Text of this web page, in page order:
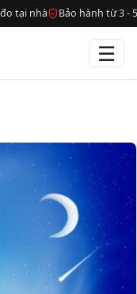
tại nhà Bảo hành từ 3 -
☰